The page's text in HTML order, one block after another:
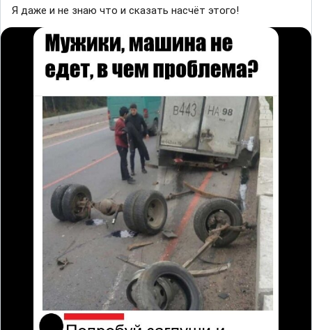
Я даже и не знаю что и сказать насчёт этого!